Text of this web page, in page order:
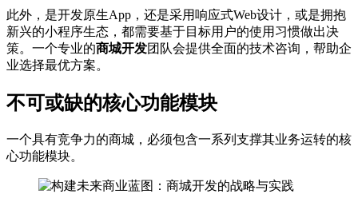
此外，是开发原生App，还是采用响应式Web设计，或是拥抱
新兴的小程序生态，都需要基于目标用户的使用习惯做出决
策。一个专业的商城开发团队会提供全面的技术咨询，帮助企
业选择最优方案。
不可或缺的核心功能模块
一个具有竞争力的商城，必须包含一系列支撑其业务运转的核
心功能模块。